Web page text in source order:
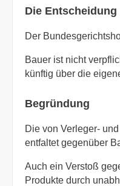
Die
Der
Bauer ist nicht
künftig über die
Begründung
Die von Verleger-
entfaltet gegenüber
Auch ein Verstoß
Produkte durch